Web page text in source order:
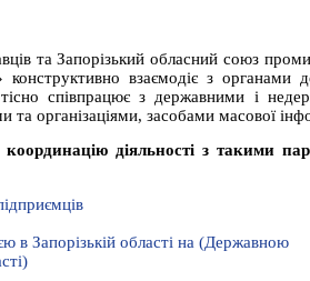
та Запорізький обласний союз
конструктивно взаємодіє з органами
співпрацює з державними і
організаціями, засобами масової
діяльності з такими
в Запорізькій області на (Державною